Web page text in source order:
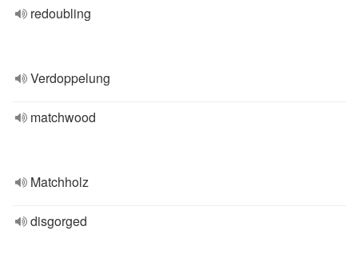
redoubling
Verdoppelung
matchwood
Matchholz
disgorged